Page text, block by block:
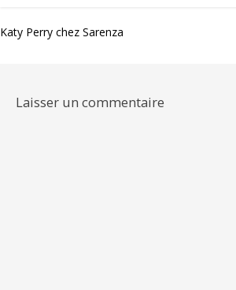
Navigation
Katy Perry chez Sarenza
Laisser un commentaire